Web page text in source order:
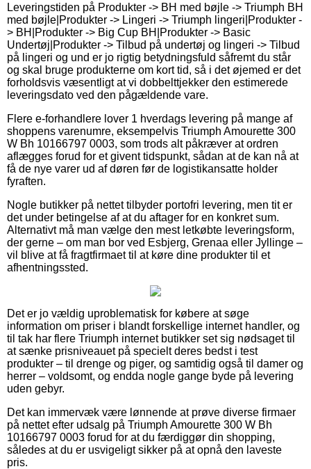
Leveringstiden på Produkter -> BH med bøjle -> Triumph BH
med bøjle|Produkter -> Lingeri -> Triumph lingeri|Produkter -
> BH|Produkter -> Big Cup BH|Produkter -> Basic
Undertøj|Produkter -> Tilbud på undertøj og lingeri -> Tilbud
på lingeri og und er jo rigtig betydningsfuld såfremt du står
og skal bruge produkterne om kort tid, så i det øjemed er det
forholdsvis væsentligt at vi dobbelttjekker den estimerede
leveringsdato ved den pågældende vare.
Flere e-forhandlere lover 1 hverdags levering på mange af
shoppens varenumre, eksempelvis Triumph Amourette 300
W Bh 10166797 0003, som trods alt påkræver at ordren
aflægges forud for et givent tidspunkt, sådan at de kan nå at
få de nye varer ud af døren før de logistikansatte holder
fyraften.
Nogle butikker på nettet tilbyder portofri levering, men tit er
det under betingelse af at du aftager for en konkret sum.
Alternativt må man vælge den mest letkøbte leveringsform,
der gerne – om man bor ved Esbjerg, Grenaa eller Jyllinge –
vil blive at få fragtfirmaet til at køre dine produkter til et
afhentningssted.
Det er jo vældig uproblematisk for købere at søge
information om priser i blandt forskellige internet handler, og
til tak har flere Triumph internet butikker set sig nødsaget til
at sænke prisniveauet på specielt deres bedst i test
produkter – til drenge og piger, og samtidig også til damer og
herrer – voldsomt, og endda nogle gange byde på levering
uden gebyr.
Det kan immervæk være lønnende at prøve diverse firmaer
på nettet efter udsalg på Triumph Amourette 300 W Bh
10166797 0003 forud for at du færdiggør din shopping,
således at du er usvigeligt sikker på at opnå den laveste
pris.